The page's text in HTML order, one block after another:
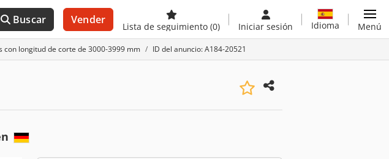
Buscar Vender
Lista de seguimiento (0) Iniciar sesión Idioma Menú
con longitud de corte de 3000-3999 mm ID del anuncio: A184-20521